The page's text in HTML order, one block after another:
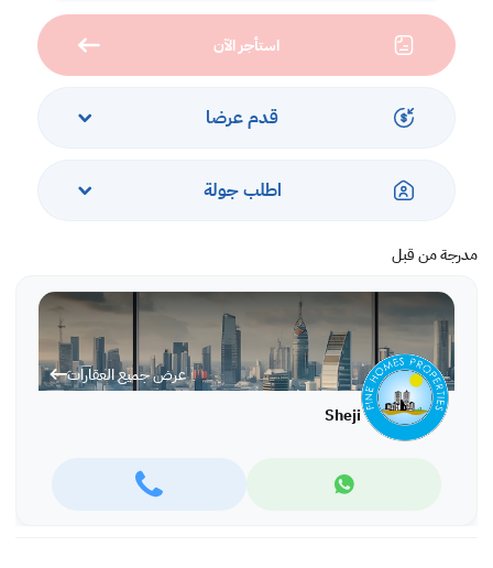
استأجر الآن
قدم عرضا
اطلب جولة
مدرجة من قبل
عرض جميع العقارات
Sheji
صالة رياضية ومنطقة جلوس.
سهولة الوصول من جميع الطرق الرئيسية والطرق السريعة وقريب جدًا من مراكز
التسوق والمستشفيات وما إلى ذلك.
المواعيد السابقة.